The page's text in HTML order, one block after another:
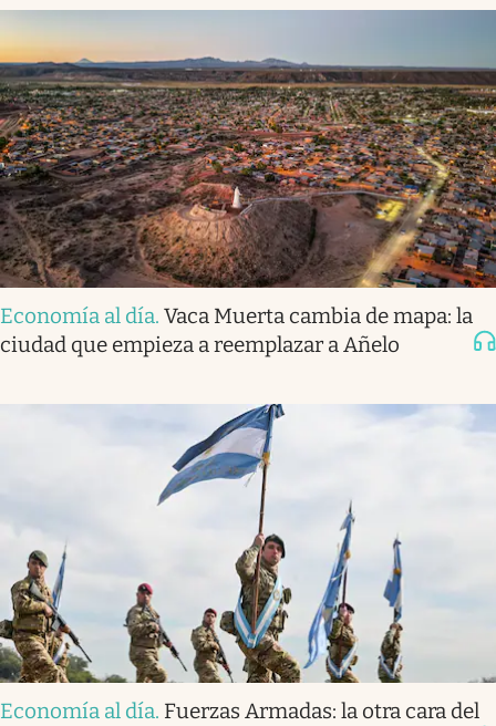
Economía al día. Vaca Muerta cambia de mapa: la
ciudad que empieza a reemplazar a Añelo
Economía al día. Fuerzas Armadas: la otra cara del